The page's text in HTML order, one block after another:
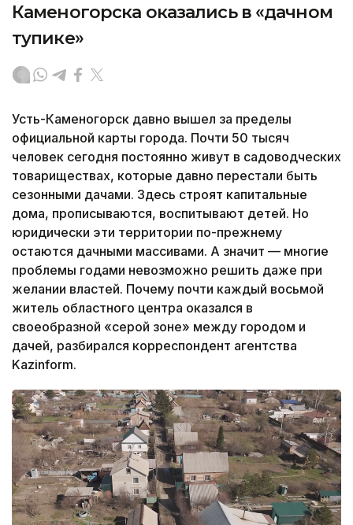
Каменогорска оказались в «дачном
тупике»
Усть-Каменогорск давно вышел за пределы
официальной карты города. Почти 50 тысяч
человек сегодня постоянно живут в садоводческих
товариществах, которые давно перестали быть
сезонными дачами. Здесь строят капитальные
дома, прописываются, воспитывают детей. Но
юридически эти территории по-прежнему
остаются дачными массивами. А значит — многие
проблемы годами невозможно решить даже при
желании властей. Почему почти каждый восьмой
житель областного центра оказался в
своеобразной «серой зоне» между городом и
дачей, разбирался корреспондент агентства
Kazinform.